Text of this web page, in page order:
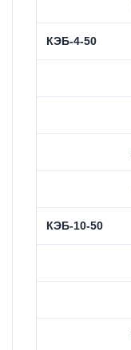
КЭБ-4-50
КЭБ-10-50